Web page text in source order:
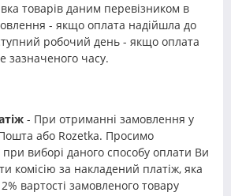
товарів даним перевізником в
- якщо оплата надійшла до
робочий день - якщо оплата
зазначеного часу.
- При отриманні замовлення у
Пошта або Rozetka. Просимо
виборі даного способу оплати Ви
комісію за накладений платіж, яка
вартості замовленого товару